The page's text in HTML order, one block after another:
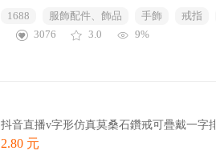
1688 服飾配件、飾品 手飾 戒指
3076
3.0 9%
抖音直播v字形仿真莫桑石鑽戒可疊戴一字
2.80 元